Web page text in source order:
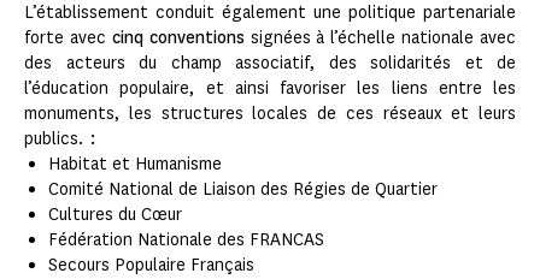
L’établissement conduit également une politique partenariale
forte avec cinq conventions signées à l’échelle nationale avec
des acteurs du champ associatif, des solidarités et de
l’éducation populaire, et ainsi favoriser les liens entre les
monuments, les structures locales de ces réseaux et leurs
publics. :
Habitat et Humanisme
Comité National de Liaison des Régies de Quartier
Cultures du Cœur
Fédération Nationale des FRANCAS
Secours Populaire Français